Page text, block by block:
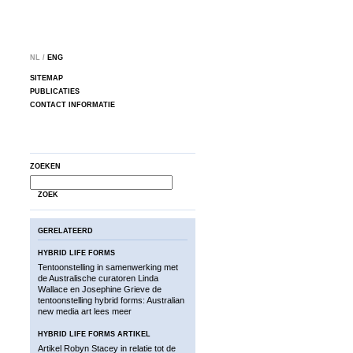
NL / ENG
SITEMAP
PUBLICATIES
CONTACT INFORMATIE
ZOEKEN
ZOEK
GERELATEERD
HYBRID LIFE FORMS
Tentoonstelling in samenwerking met
de Australische curatoren Linda
Wallace en Josephine Grieve de
tentoonstelling hybrid forms: Australian
new media art lees meer
HYBRID LIFE FORMS ARTIKEL
Artikel Robyn Stacey in relatie tot de